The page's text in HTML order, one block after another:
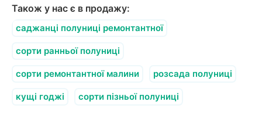
(агротканини)
Також у нас є в продажу:
саджанці полуниці ремонтантної
сорти ранньої полуниці
сорти ремонтантної малини розсада полуниці
кущі годжі сорти пізньої полуниці